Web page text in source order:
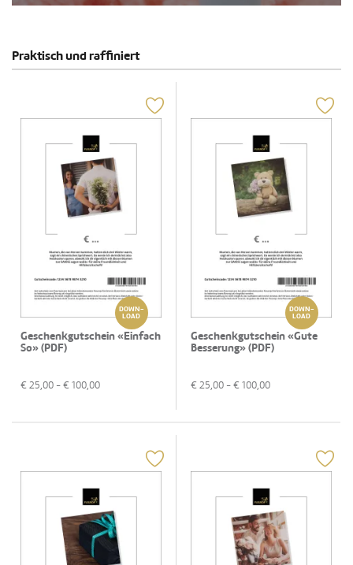
Praktisch und raffiniert
DOWN-
LOAD
Geschenkgutschein «Einfach
So» (PDF)
€ 25,00 - € 100,00
DOWN-
LOAD
Geschenkgutschein «Gute
Besserung» (PDF)
€ 25,00 - € 100,00